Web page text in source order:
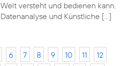
Welt versteht und bedienen kann.
Datenanalyse und Künstliche […]
6 7 8 9 10 11
12